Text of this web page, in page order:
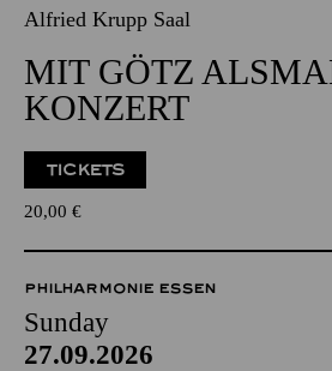
Alfried Krupp Saal
MIT GÖTZ
KONZERT
TICKETS
20,00 €
PHILHARMONIE ESSEN
Sunday
27.09.2026